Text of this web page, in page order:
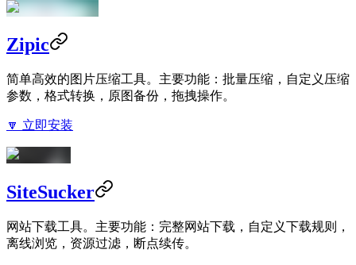
Zipic
简单高效的图片压缩工具。主要功能：批量压缩，自定义压缩
参数，格式转换，原图备份，拖拽操作。
🔽 立即安装
SiteSucker
网站下载工具。主要功能：完整网站下载，自定义下载规则，
离线浏览，资源过滤，断点续传。